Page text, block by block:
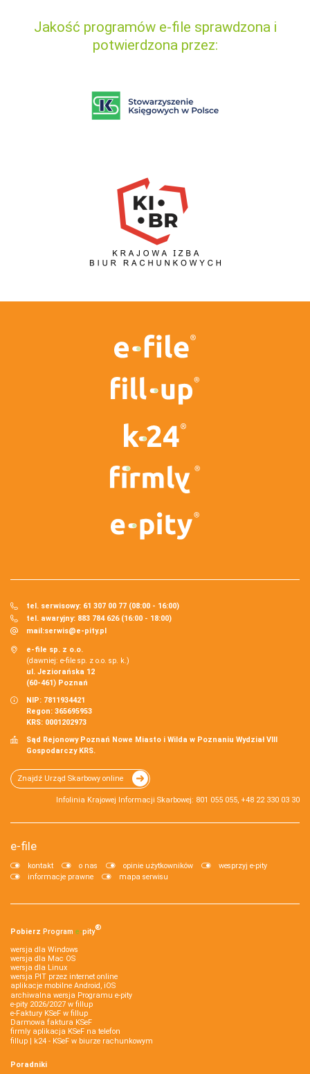
Jakość programów e-file sprawdzona i
potwierdzona przez:
tel. serwisowy: 61 307 00 77 (08:00 - 16:00)
tel. awaryjny: 883 784 626 (16:00 - 18:00)
mail:serwis@e-pity.pl
e-file sp. z o.o.
(dawniej: e-file sp. z o.o. sp. k.)
ul. Jeziorańska 12
(60-461) Poznań
NIP: 7811934421
Regon: 365695953
KRS: 0001202973
Sąd Rejonowy Poznań Nowe Miasto i Wilda w Poznaniu Wydział VIII
Gospodarczy KRS.
Znajdź Urząd Skarbowy online
Infolinia Krajowej Informacji Skarbowej: 801 055 055, +48 22 330 03 30
e-file
kontakt o nas opinie użytkowników
wesprzyj e-pity
informacje prawne
mapa serwisu
Pobierz Program e‑pity®
wersja dla Windows
wersja dla Mac OS
wersja dla Linux
wersja PIT przez internet online
aplikacje mobilne Android, iOS
archiwalna wersja Programu e-pity
e-pity 2026/2027 w fillup
e‑Faktury KSeF w fillup
Darmowa faktura KSeF
firmly aplikacja KSeF na telefon
fillup | k24 - KSeF w biurze rachunkowym
Poradniki